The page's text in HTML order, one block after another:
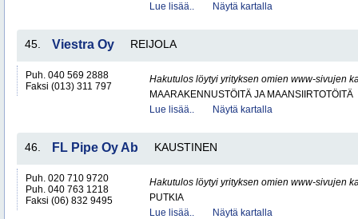
Lue lisää..
Näytä kartalla
45. Viestra Oy REIJOLA
Puh. 040 569 2888
Faksi (013) 311 797
Hakutulos löytyi yrityksen omien www-sivujen
MAARAKENNUSTÖITÄ JA MAANSIIRTOTÖITÄ
Lue lisää..
Näytä kartalla
46. FL Pipe Oy Ab KAUSTINEN
Puh. 020 710 9720
Puh. 040 763 1218
Faksi (06) 832 9495
Hakutulos löytyi yrityksen omien www-sivujen
PUTKIA
Lue lisää..
Näytä kartalla